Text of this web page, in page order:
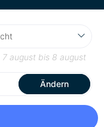
7 august bis 8 august
Ändern